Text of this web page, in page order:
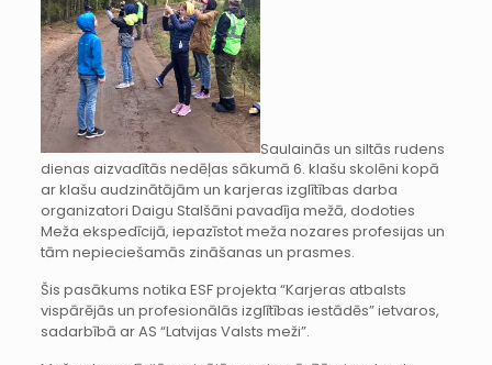
Saulainās un siltās rudens
dienas aizvadītās nedēļas sākumā 6. klašu skolēni kopā
ar klašu audzinātājām un karjeras izglītības darba
organizatori Daigu Stalšāni pavadīja mežā, dodoties
Meža ekspedīcijā, iepazīstot meža nozares profesijas un
tām nepieciešamās zināšanas un prasmes.
Šis pasākums notika ESF projekta “Karjeras atbalsts
vispārējās un profesionālās izglītības iestādēs” ietvaros,
sadarbībā ar AS “Latvijas Valsts meži”.